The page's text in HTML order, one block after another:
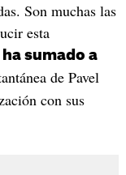
Son muchas las
esta
sumado a
de Pavel
con sus